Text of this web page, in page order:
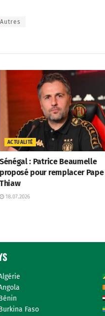
Autres
ACTUALITÉ
Sénégal : Patrice Beaumelle
proposé pour remplacer Pape
Thiaw
18.07.2026
Faso